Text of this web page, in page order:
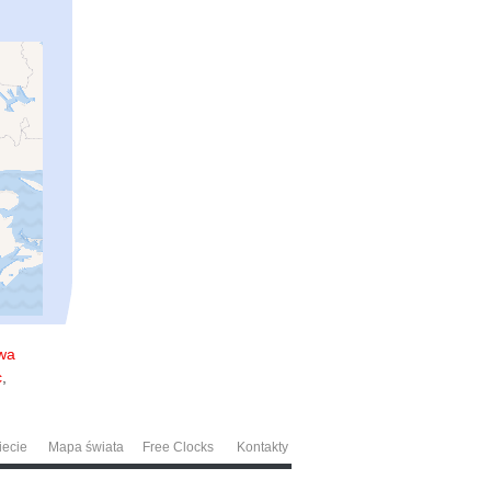
Mapa świata Free Clocks Kontakty